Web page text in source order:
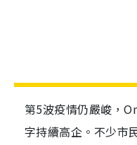
第5波疫情仍嚴峻，
字持續高企。不少市